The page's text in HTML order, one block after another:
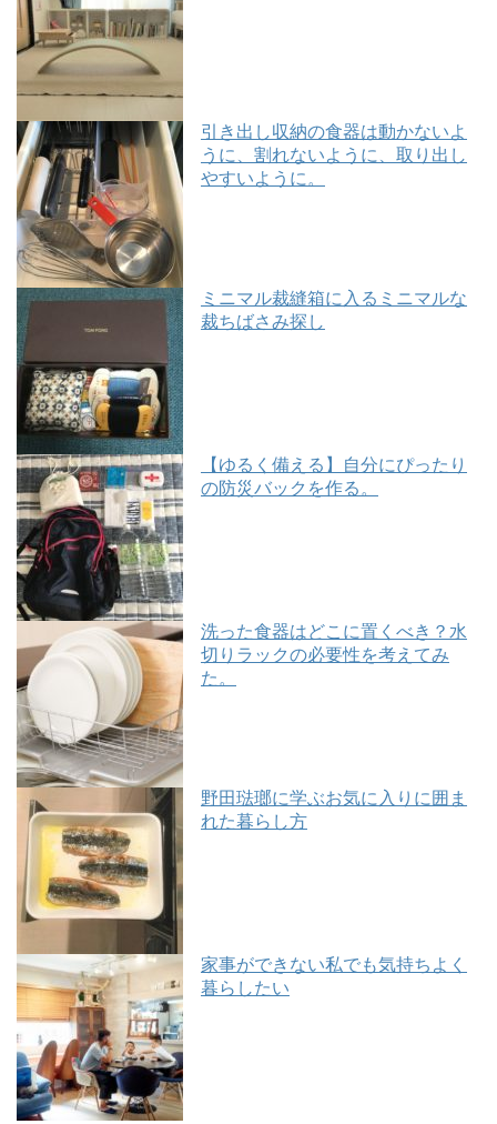
引き出し収納の食器は動かないよ
うに、割れないように、取り出し
やすいように。
ミニマル裁縫箱に入るミニマルな
裁ちばさみ探し
【ゆるく備える】自分にぴったり
の防災バックを作る。
洗った食器はどこに置くべき？水
切りラックの必要性を考えてみ
た。
野田琺瑯に学ぶお気に入りに囲ま
れた暮らし方
家事ができない私でも気持ちよく
暮らしたい